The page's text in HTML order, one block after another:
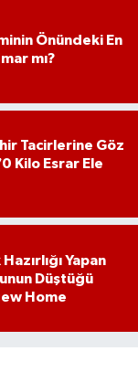
Önündeki En
mı?
Tacirlerine Göz
Kilo Esrar Ele
Yapan
Düştüğü
Home